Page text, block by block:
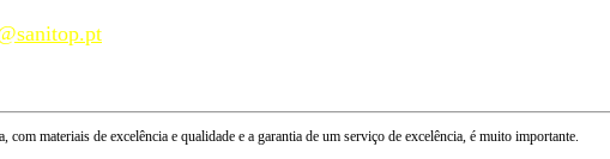
com materiais de excelência e qualidade e a garantia de um serviço de excelência, é muito importante.